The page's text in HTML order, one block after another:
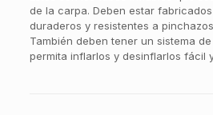
de la carpa. Deben estar
duraderos y resistentes a
También deben tener un sistema
permita inflarlos y desinflarlos fácil